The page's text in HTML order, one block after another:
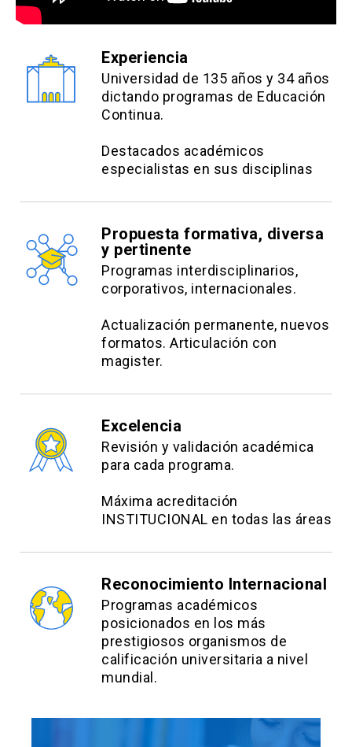
Experiencia
Universidad de 135 años y 34 años
dictando programas de Educación
Continua.
Destacados académicos
especialistas en sus disciplinas
Propuesta formativa, diversa
y pertinente
Programas interdisciplinarios,
corporativos, internacionales.
Actualización permanente, nuevos
formatos. Articulación con
magister.
Excelencia
Revisión y validación académica
para cada programa.
Máxima acreditación
INSTITUCIONAL en todas las áreas
Reconocimiento Internacional
Programas académicos
posicionados en los más
prestigiosos organismos de
calificación universitaria a nivel
mundial.